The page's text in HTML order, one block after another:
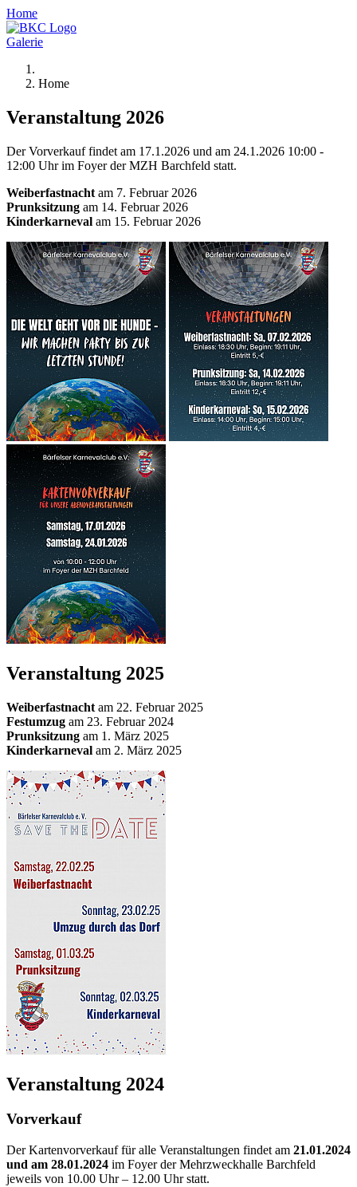
Home
Galerie
Home
Veranstaltung 2026
Der Vorverkauf findet am 17.1.2026 und am 24.1.2026 10:00 -
12:00 Uhr im Foyer der MZH Barchfeld statt.
Weiberfastnacht am 7. Februar 2026
Prunksitzung am 14. Februar 2026
Kinderkarneval am 15. Februar 2026
Veranstaltung 2025
Weiberfastnacht am 22. Februar 2025
Festumzug am 23. Februar 2024
Prunksitzung am 1. März 2025
Kinderkarneval am 2. März 2025
Veranstaltung 2024
Vorverkauf
Der Kartenvorverkauf für alle Veranstaltungen findet am 21.01.2024
und am 28.01.2024 im Foyer der Mehrzweckhalle Barchfeld
jeweils von 10.00 Uhr – 12.00 Uhr statt.